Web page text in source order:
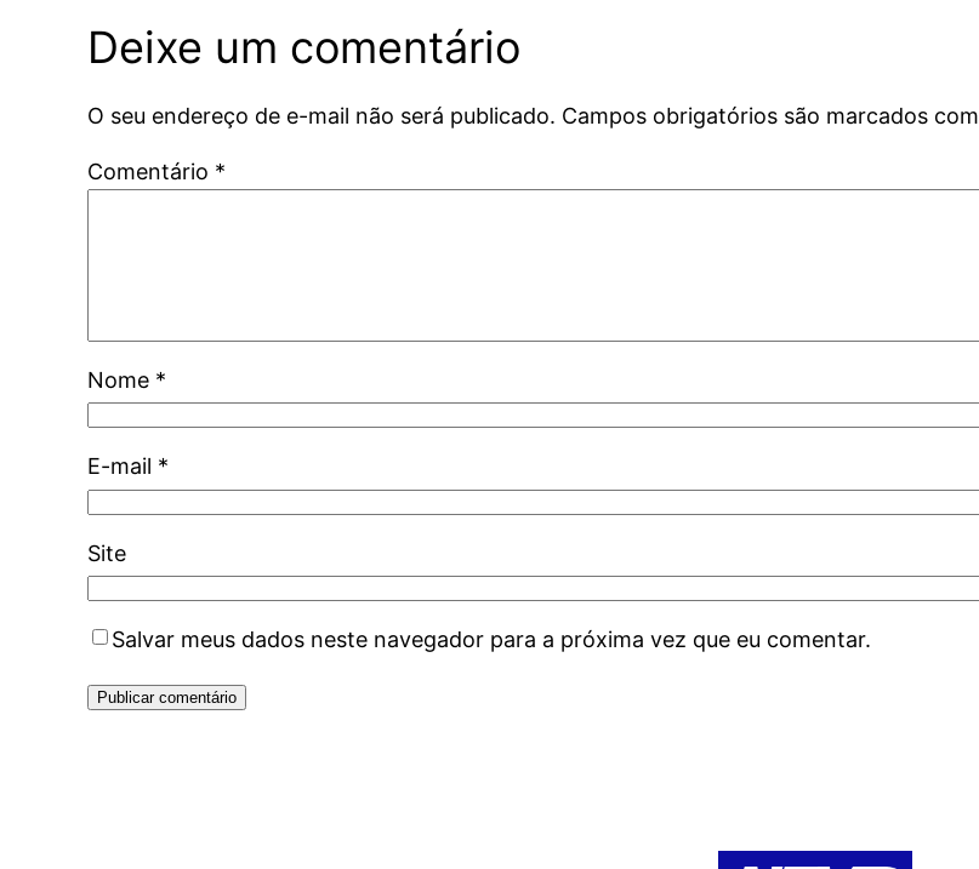
Deixe um comentário
O seu endereço de e-mail não será publicado. Campos obrigatórios são marcados com
Comentário *
Nome *
E-mail *
Site
Salvar meus dados neste navegador para a próxima vez que eu comentar.